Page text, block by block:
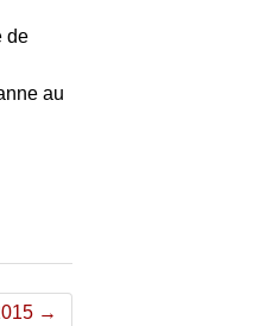
de
au
→